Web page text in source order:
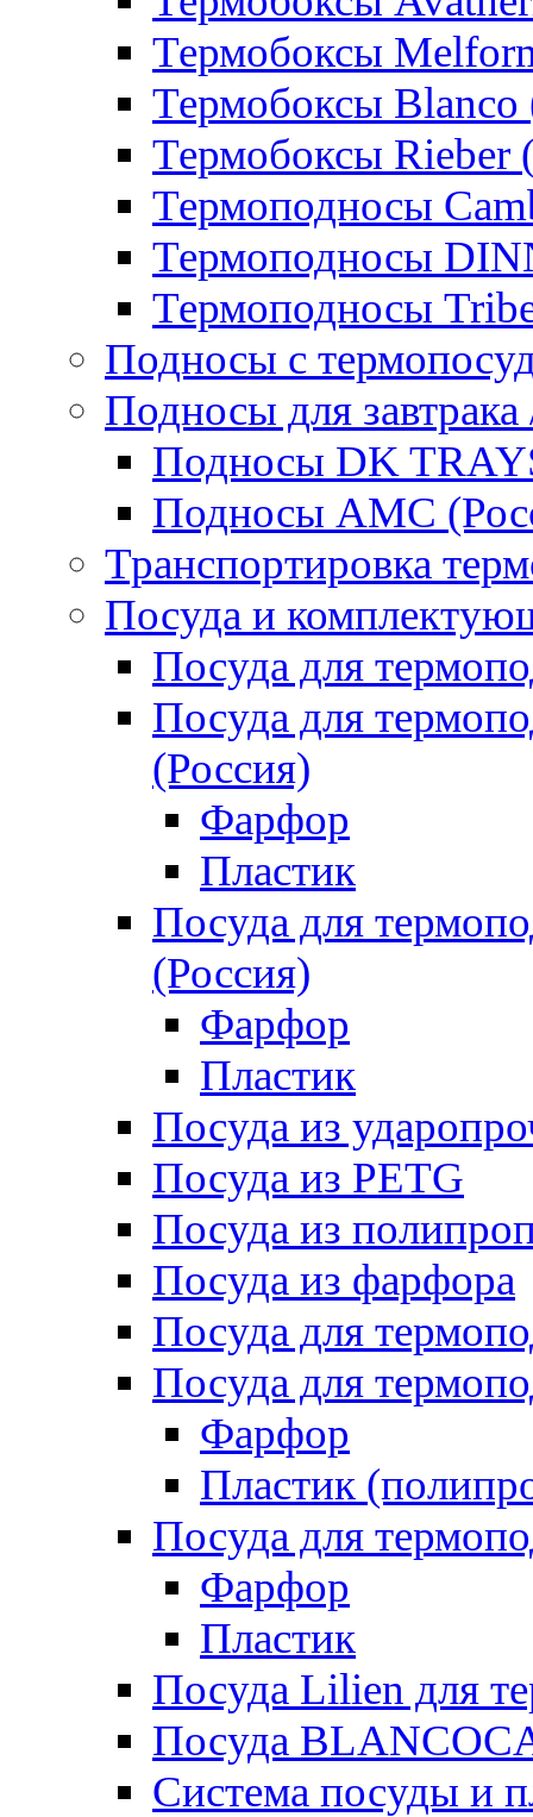
Термобоксы
Термобоксы Blanco
Термобоксы Rieber
Термоподносы
Термоподносы
Термоподносы
Подносы с
Подносы для завтрака
Подносы DK
Подносы AMC
Транспортировка
Посуда и
Посуда для
Посуда для
(Россия)
Фарфор
Пластик
Посуда для
(Россия)
Фарфор
Пластик
Посуда из
Посуда из PETG
Посуда из
Посуда из фарфора
Посуда для
Посуда для
Фарфор
Пластик
Посуда для
Фарфор
Пластик
Посуда Lilien для
Посуда
Система посуды и